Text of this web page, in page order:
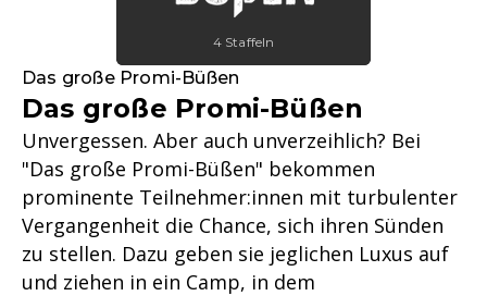
4 Staffeln
Das große Promi-Büßen
Das große Promi-Büßen
Unvergessen. Aber auch unverzeihlich? Bei
"Das große Promi-Büßen" bekommen
prominente Teilnehmer:innen mit turbulenter
Vergangenheit die Chance, sich ihren Sünden
zu stellen. Dazu geben sie jeglichen Luxus auf
und ziehen in ein Camp, in dem